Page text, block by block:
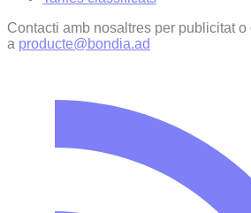
Contacti amb nosaltres per publicitat
a producte@bondia.ad